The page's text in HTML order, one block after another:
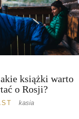
książki warto
o Rosji?
kasia